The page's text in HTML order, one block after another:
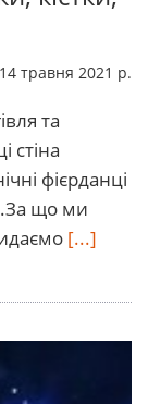
14 травня 2021 р.
та
стіна
фієрданці
що ми
[...]